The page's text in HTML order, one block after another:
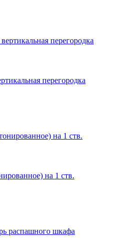
перегородка
на 1 ств.